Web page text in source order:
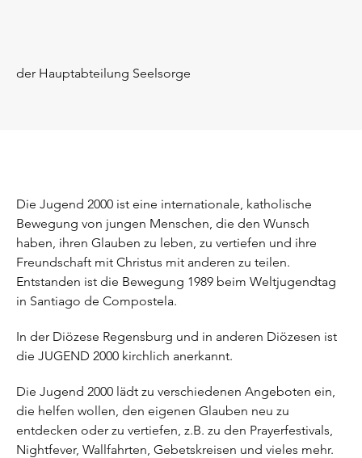
der Hauptabteilung Seelsorge
Die Jugend 2000 ist eine internationale, katholische
Bewegung von jungen Menschen, die den Wunsch
haben, ihren Glauben zu leben, zu vertiefen und ihre
Freundschaft mit Christus mit anderen zu teilen.
Entstanden ist die Bewegung 1989 beim Weltjugendtag
in Santiago de Compostela.
In der Diözese Regensburg und in anderen Diözesen ist
die JUGEND 2000 kirchlich anerkannt.
Die Jugend 2000 lädt zu verschiedenen Angeboten ein,
die helfen wollen, den eigenen Glauben neu zu
entdecken oder zu vertiefen, z.B. zu den Prayerfestivals,
Nightfever, Wallfahrten, Gebetskreisen und vieles mehr.